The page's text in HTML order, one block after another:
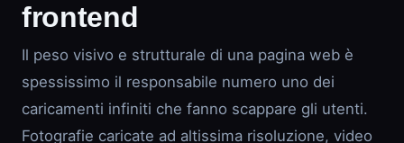
frontend
Il peso visivo e strutturale di una pagina web è
spessissimo il responsabile numero uno dei
caricamenti infiniti che fanno scappare gli utenti.
Fotografie caricate ad altissima risoluzione, video